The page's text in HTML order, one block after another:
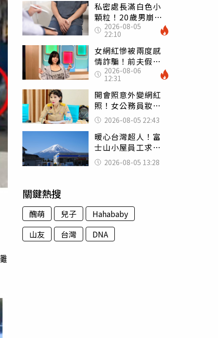
私密處長滿白色小
顆粒！20歲男崩潰
求診 醫曝5大真相
別再誤會
2026-08-05
22:10
女網紅慘被兩度感
情詐騙！前夫假割
頸詐光200萬再遇假
富商「養套殺2000
萬」
2026-08-06
12:31
開會照意外變網紅
照！女公務員妝容
掀2千則留言 本人
怒嗆：化妝有錯嗎
2026-08-05 22:43
暖心台灣超人！富
士山小屋員工求助
「想活下去」 山
友狂背物資上山：
2026-08-05 13:28
關鍵熱搜
醜萌 兒子
Hahababy
山友
台灣 DNA